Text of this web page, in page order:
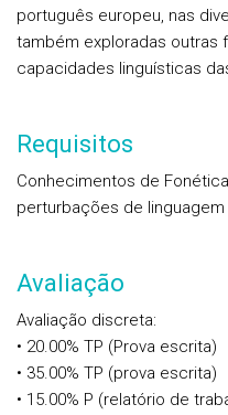
português europeu, nas
também exploradas outras
capacidades linguísticas
Requisitos
Conhecimentos de
perturbações de linguagem
Avaliação
Avaliação discreta:
• 20.00% TP (Prova escrita)
• 35.00% TP (prova escrita)
• 15.00% P (relatório de